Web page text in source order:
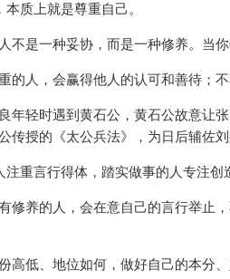
本质上就是尊重自己。
不是一种妥协，而是一种修养。当
的人，会赢得他人的认可和善待；
年轻时遇到黄石公，黄石公故意让
传授的《太公兵法》，为日后辅佐刘
注重言行得体，踏实做事的人专注创
修养的人，会在意自己的言行举止
高低、地位如何，做好自己的本分